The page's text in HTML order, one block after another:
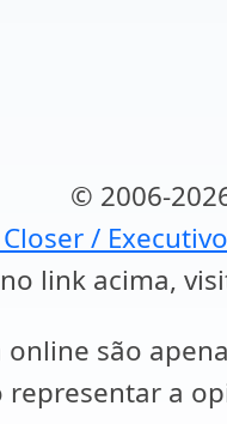
© 2006-
/
link acima,
são
representar a